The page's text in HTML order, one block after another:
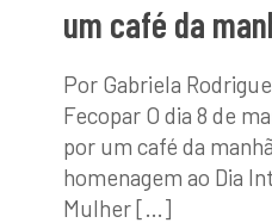
um café da
Por Gabriela
Fecopar O dia 8 de
por um café da
homenagem ao Dia
Mulher[…]